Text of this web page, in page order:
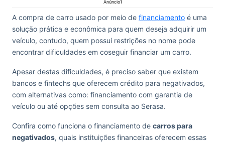
Anúncio1
A compra de carro usado por meio de financiamento é uma
solução prática e econômica para quem deseja adquirir um
veículo, contudo, quem possui restrições no nome pode
encontrar dificuldades em coseguir financiar um carro.
Apesar destas dificuldades, é preciso saber que existem
bancos e fintechs que oferecem crédito para negativados,
com alternativas como: financiamento com garantia de
veículo ou até opções sem consulta ao Serasa.
Confira como funciona o financiamento de carros para
negativados, quais instituições financeiras oferecem essas